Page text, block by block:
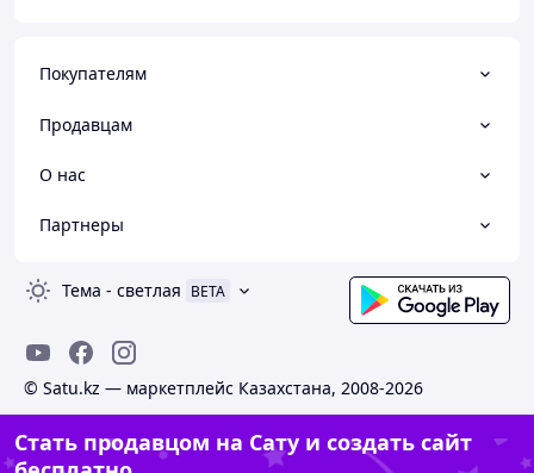
Покупателям
Продавцам
О нас
Партнеры
Тема - светлая BETA
© Satu.kz — маркетплейс Казахстана, 2008-2026
Стать продавцом на Сату и создать сайт